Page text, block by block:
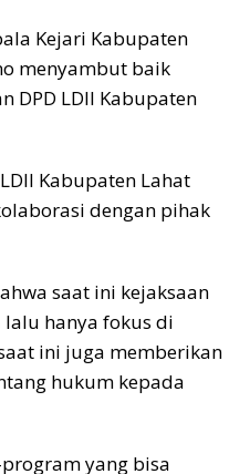
Kejari Kabupaten
menyambut baik
DPD LDII Kabupaten
Kabupaten Lahat
dengan pihak
saat ini kejaksaan
hanya fokus di
ini juga memberikan
hukum kepada
yang bisa